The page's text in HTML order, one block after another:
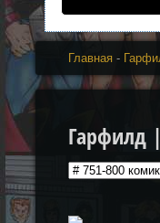
Главная -
Гарфилд